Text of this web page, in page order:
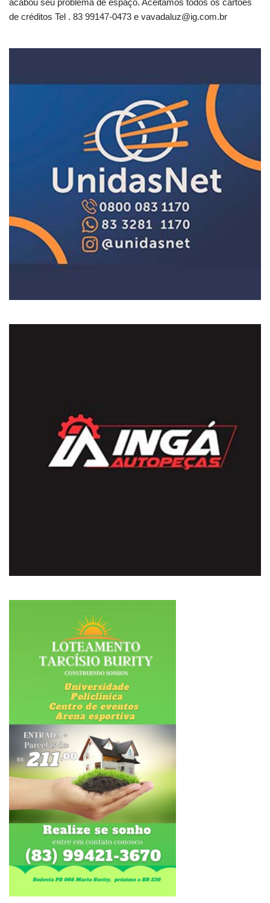
acabou seu problema de espaço. Aceitamos todos os cartões
de créditos Tel . 83 99147-0473 e vavadaluz@ig.com.br